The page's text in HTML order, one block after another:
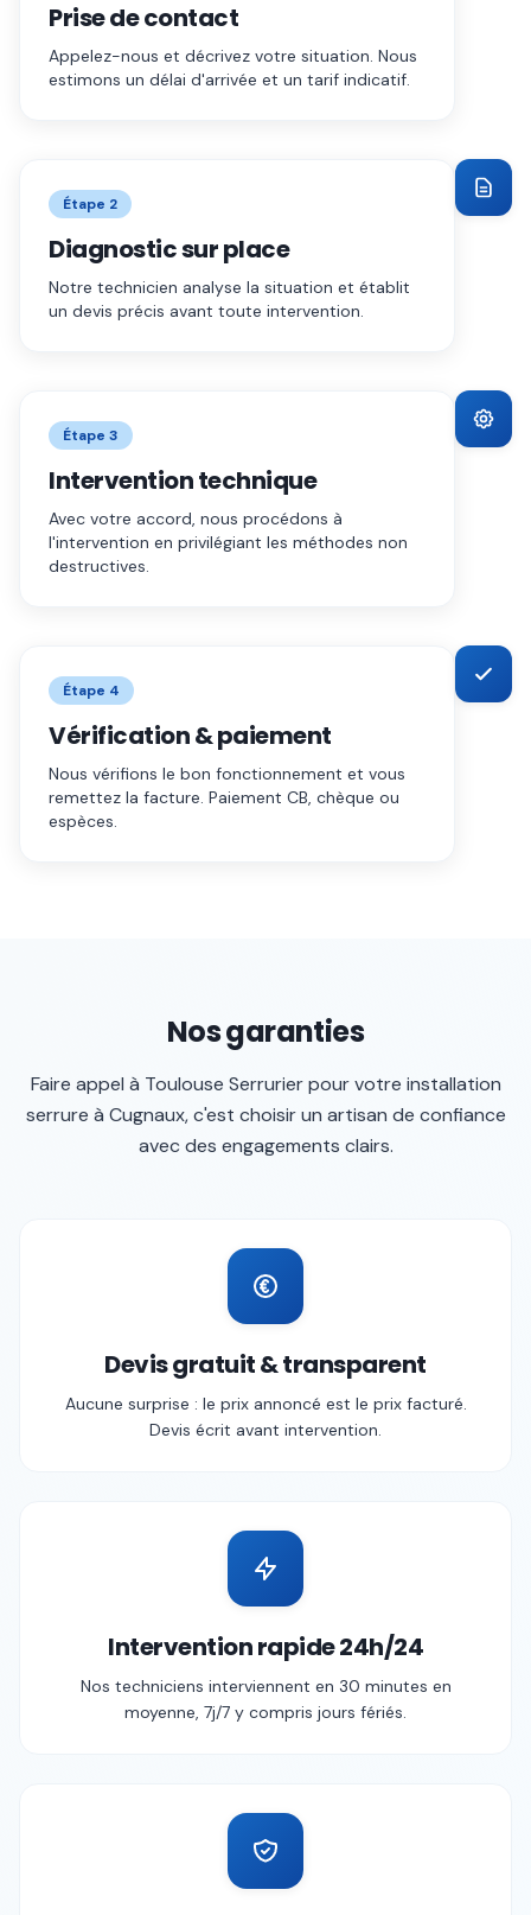
Prise de contact
Appelez-nous et décrivez votre situation. Nous
estimons un délai d'arrivée et un tarif indicatif.
Étape 2
Diagnostic sur place
Notre technicien analyse la situation et établit
un devis précis avant toute intervention.
Étape 3
Intervention technique
Avec votre accord, nous procédons à
l'intervention en privilégiant les méthodes non
destructives.
Étape 4
Vérification & paiement
Nous vérifions le bon fonctionnement et vous
remettez la facture. Paiement CB, chèque ou
espèces.
Nos garanties
Faire appel à Toulouse Serrurierpour votre installation
serrure à Cugnaux, c'est choisir un artisan de confiance
avec des engagements clairs.
Devis gratuit & transparent
Aucune surprise : le prix annoncé est le prix facturé.
Devis écrit avant intervention.
Intervention rapide 24h/24
Nos techniciens interviennent en 30 minutes en
moyenne, 7j/7 y compris jours fériés.